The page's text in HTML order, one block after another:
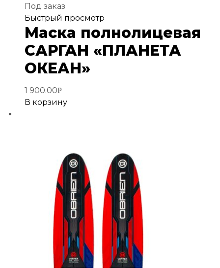
Под заказ
Добавить
в
Быстрый просмотр
Маска полнолицевая
САРГАН «ПЛАНЕТА
ОКЕАН»
1 900.00Р
В корзину